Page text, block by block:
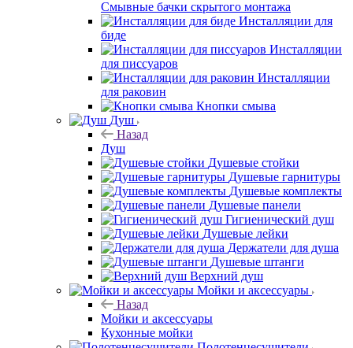
Смывные бачки скрытого монтажа
Инсталляции для
биде
Инсталляции
для писсуаров
Инсталляции
для раковин
Кнопки смыва
Душ
Назад
Душ
Душевые стойки
Душевые гарнитуры
Душевые комплекты
Душевые панели
Гигиенический душ
Душевые лейки
Держатели для душа
Душевые штанги
Верхний душ
Мойки и аксессуары
Назад
Мойки и аксессуары
Кухонные мойки